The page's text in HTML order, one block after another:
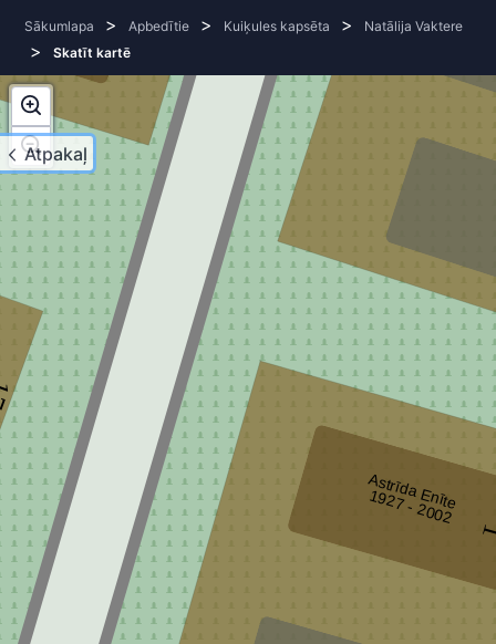
Atpakaļ
Sākumlapa > Apbedītie > Kuiķules kapsēta > Natālija Vaktere
> Skatīt kartē
3
Astrīda Enīte
1927- 200
2